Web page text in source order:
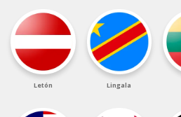
Letón Lingala